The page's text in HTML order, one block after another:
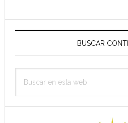
Barra
principal
BUSCAR